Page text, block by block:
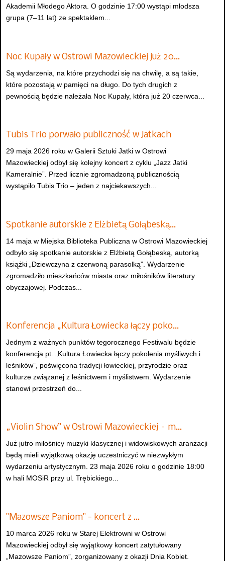
Akademii Młodego Aktora. O godzinie 17:00 wystąpi młodsza
grupa (7–11 lat) ze spektaklem...
Noc Kupały w Ostrowi Mazowieckiej już 20…
Są wydarzenia, na które przychodzi się na chwilę, a są takie,
które pozostają w pamięci na długo. Do tych drugich z
pewnością będzie należała Noc Kupały, która już 20 czerwca...
Tubis Trio porwało publiczność w Jatkach
29 maja 2026 roku w Galerii Sztuki Jatki w Ostrowi
Mazowieckiej odbył się kolejny koncert z cyklu „Jazz Jatki
Kameralnie”. Przed licznie zgromadzoną publicznością
wystąpiło Tubis Trio – jeden z najciekawszych...
Spotkanie autorskie z Elżbietą Gołąbeską…
14 maja w Miejska Biblioteka Publiczna w Ostrowi Mazowieckiej
odbyło się spotkanie autorskie z Elżbietą Gołąbeską, autorką
książki „Dziewczyna z czerwoną parasolką”. Wydarzenie
zgromadziło mieszkańców miasta oraz miłośników literatury
obyczajowej. Podczas...
Konferencja „Kultura Łowiecka łączy poko…
Jednym z ważnych punktów tegorocznego Festiwalu będzie
konferencja pt. „Kultura Łowiecka łączy pokolenia myśliwych i
leśników”, poświęcona tradycji łowieckiej, przyrodzie oraz
kulturze związanej z leśnictwem i myślistwem. Wydarzenie
stanowi przestrzeń do...
„Violin Show” w Ostrowi Mazowieckiej – m…
Już jutro miłośnicy muzyki klasycznej i widowiskowych aranżacji
będą mieli wyjątkową okazję uczestniczyć w niezwykłym
wydarzeniu artystycznym. 23 maja 2026 roku o godzinie 18:00
w hali MOSiR przy ul. Trębickiego...
"Mazowsze Paniom" - koncert z …
10 marca 2026 roku w Starej Elektrowni w Ostrowi
Mazowieckiej odbył się wyjątkowy koncert zatytułowany
„Mazowsze Paniom”, zorganizowany z okazji Dnia Kobiet.